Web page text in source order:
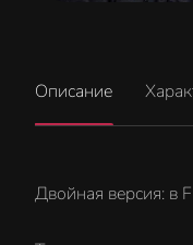
Описание
Двойная версия: в